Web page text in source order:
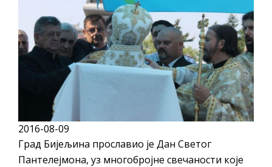
ДОДАТАК ЗА ДЕМОБИЛИСАНЕ БОРЦЕ
ВОЈСКЕ РЕПУБЛИКЕ СРПСКЕ У СТАЊУ
СОЦИЈАЛНЕ ПОТРЕБЕ
Обрасци захтјева за регресирано
гориво доступни од 13. марта до 15.
Захтјев за издавање ПОНОСНЕ КАРТИЦЕ
Обавјештење за предузетника - Вера
Ујић
2016-08-09
Град Бијељина прославио је Дан Светог
Пантелејмона, уз многобројне свечаности које